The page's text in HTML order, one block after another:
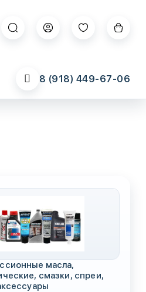
8 (918) 449-67-06
масла,
смазки, спреи,